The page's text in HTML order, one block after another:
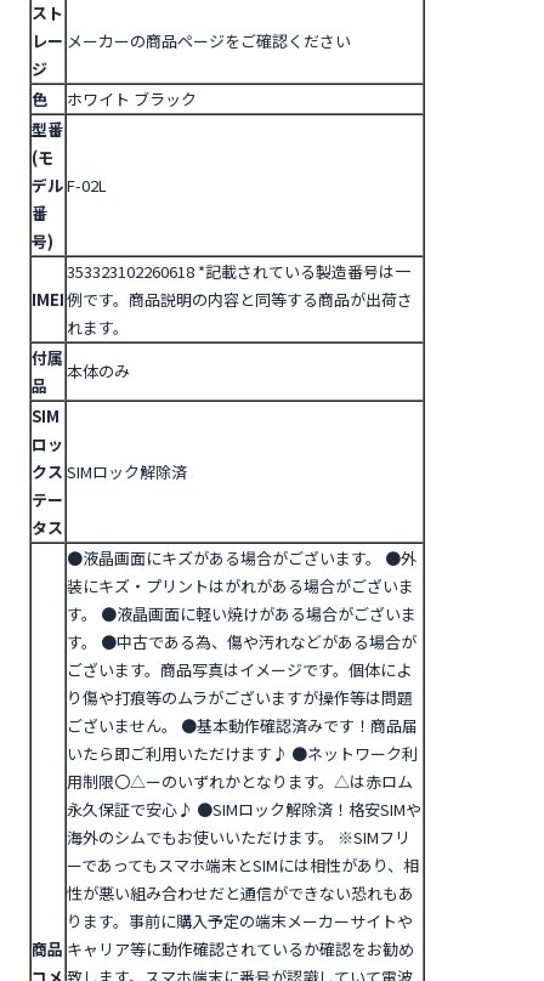
スト
レー
ジ
メーカーの商品ページをご確認ください
色
ホワイト ブラック
型番
(モ
デル
番
号)
F-02L
IMEI
353323102260618 *記載されている製造番号は一
例です。商品説明の内容と同等する商品が出荷さ
れます。
付属
品
本体のみ
SIM
ロッ
クス
テー
タス
SIMロック解除済
商品
●液晶画面にキズがある場合がございます。
●外
装にキズ・プリントはがれがある場合がございま
す。
●液晶画面に軽い焼けがある場合がございま
す。
●中古である為、傷や汚れなどがある場合が
ございます。商品写真はイメージです。個体によ
り傷や打痕等のムラがございますが操作等は問題
ございません。
●基本動作確認済みです！商品届
いたら即ご利用いただけます♪ ●ネットワーク利
用制限〇△ーのいずれかとなります。△は赤ロム
永久保証で安心♪ ●SIMロック解除済！格安SIMや
海外のシムでもお使いいただけます。
※SIMフリ
ーであってもスマホ端末とSIMには相性があり、相
性が悪い組み合わせだと通信ができない恐れもあ
ります。事前に購入予定の端末メーカーサイトや
キャリア等に動作確認されているか確認をお勧め